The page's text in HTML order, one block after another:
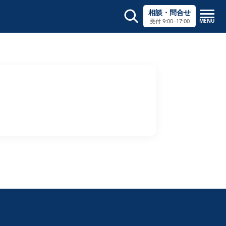
相談・問合せ
受付 9:00–17:00 MENU